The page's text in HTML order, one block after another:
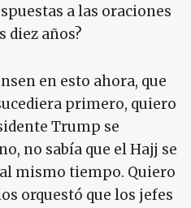
a las oraciones
diez años?
en esto ahora, que
primero, quiero
Trump se
no sabía que el Hajj se
mismo tiempo. Quiero
orquestó que los jefes